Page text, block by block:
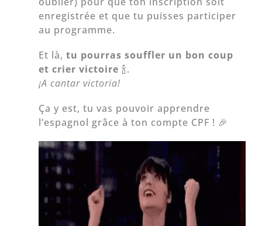
enregistrée et que tu puisses participer
au programme.
Et là,tu pourras souffler un bon coup
et crier victoire 🍾.
¡A cantar victoria!
Ça y est, tu vas pouvoir apprendre
l’espagnol grâce à ton compte CPF ! 🎉